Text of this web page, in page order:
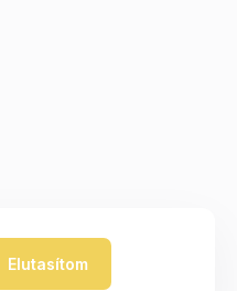
Elutasítom